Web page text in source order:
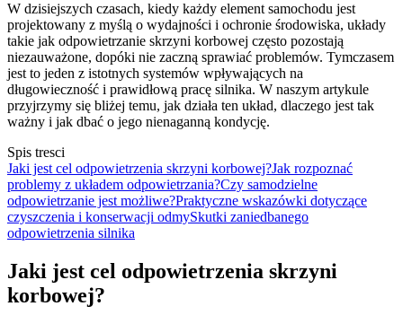
W dzisiejszych czasach, kiedy każdy element samochodu jest
projektowany z myślą o wydajności i ochronie środowiska, układy
takie jak odpowietrzanie skrzyni korbowej często pozostają
niezauważone, dopóki nie zaczną sprawiać problemów. Tymczasem
jest to jeden z istotnych systemów wpływających na
długowieczność i prawidłową pracę silnika. W naszym artykule
przyjrzymy się bliżej temu, jak działa ten układ, dlaczego jest tak
ważny i jak dbać o jego nienaganną kondycję.
Spis tresci
Jaki jest cel odpowietrzenia skrzyni korbowej?Jak rozpoznać
problemy z układem odpowietrzania?Czy samodzielne
odpowietrzanie jest możliwe?Praktyczne wskazówki dotyczące
czyszczenia i konserwacji odmySkutki zaniedbanego
odpowietrzenia silnika
Jaki jest cel odpowietrzenia skrzyni
korbowej?